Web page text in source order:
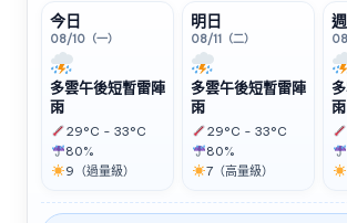
今日
08/10（一）
多雲午後短暫雷陣
雨
29°C - 33°C
80%
9（過量級）
明日
08/11（二）
多雲午後短暫雷陣
雨
29°C - 33°C
80%
7（高量級）